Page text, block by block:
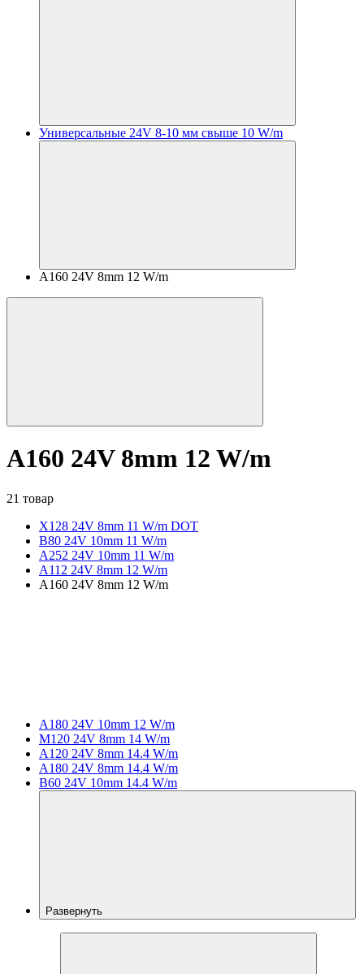
Универсальные 24V 8-10 мм свыше 10 W/m
A160 24V 8mm 12 W/m
A160 24V 8mm 12 W/m
21 товар
X128 24V 8mm 11 W/m DOT
B80 24V 10mm 11 W/m
A252 24V 10mm 11 W/m
A112 24V 8mm 12 W/m
A160 24V 8mm 12 W/m
A180 24V 10mm 12 W/m
M120 24V 8mm 14 W/m
A120 24V 8mm 14.4 W/m
A180 24V 8mm 14.4 W/m
B60 24V 10mm 14.4 W/m
Развернуть